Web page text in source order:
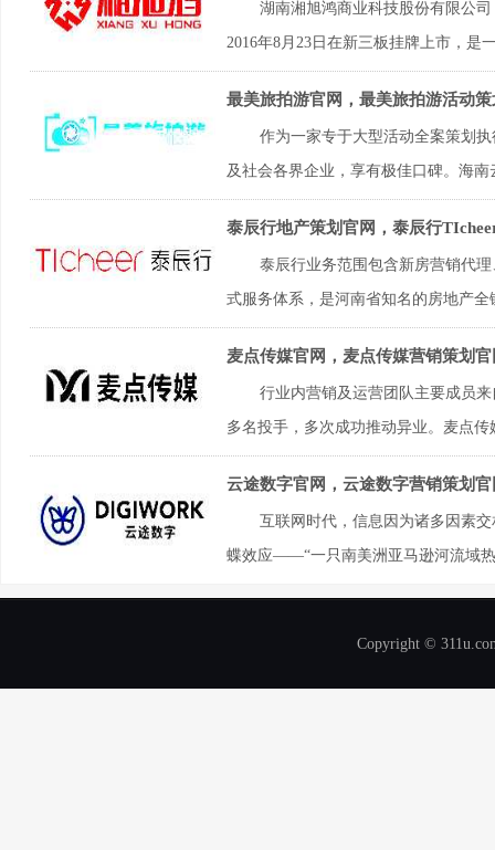
湖南湘旭鸿商业科技股份有限公
2016年8月23日在新三板挂牌上市，是
最美旅拍游官网，最美旅拍游活动
作为一家专于大型活动全案策划
及社会各界企业，享有极佳口碑。海
泰辰行地产策划官网，泰辰行
泰辰行业务范围包含新房营销代
式服务体系，是河南省知名的房地产
麦点传媒官网，麦点传媒营销策划
行业内营销及运营团队主要成员
多名投手，多次成功推动异业。麦点
云途数字官网，云途数字营销策划
互联网时代，信息因为诸多因素
蝶效应——“一只南美洲亚马逊河流域
Copyright ©